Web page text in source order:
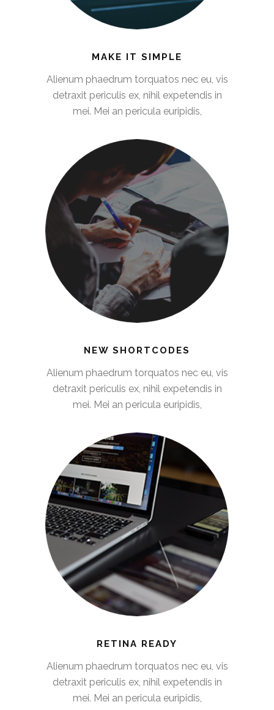
MAKE IT SIMPLE
Alienum phaedrum torquatos nec eu, vis
detraxit periculis ex, nihil expetendis in
mei. Mei an pericula euripidis,
NEW SHORTCODES
Alienum phaedrum torquatos nec eu, vis
detraxit periculis ex, nihil expetendis in
mei. Mei an pericula euripidis,
RETINA READY
Alienum phaedrum torquatos nec eu, vis
detraxit periculis ex, nihil expetendis in
mei. Mei an pericula euripidis,